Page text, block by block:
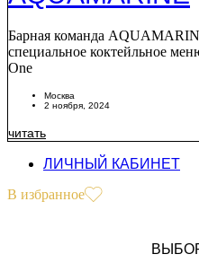
Барная команда
специальное коктейльное
One
Москва
2 ноября, 2024
читать
ЛИЧНЫЙ КАБИНЕТ
В избранное